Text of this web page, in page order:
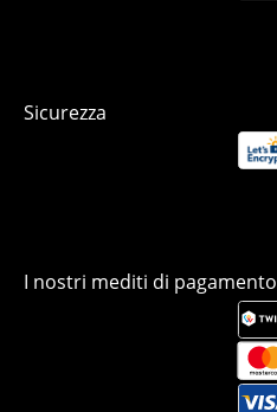
Sicurezza
I nostri mediti di pagamento